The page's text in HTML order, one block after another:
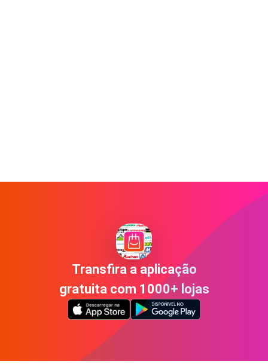
Transfira a aplicação
gratuita com 1000+ lojas